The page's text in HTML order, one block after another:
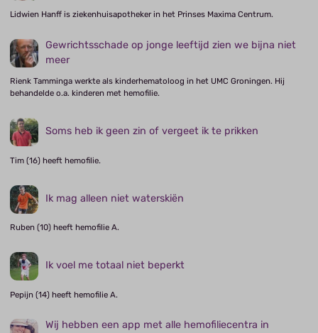
Lidwien Hanff is ziekenhuisapotheker in het Prinses Maxima Centrum.
Gewrichtsschade op jonge leeftijd zien we bijna niet
meer
Rienk Tamminga werkte als kinderhematoloog in het UMC Groningen. Hij
behandelde o.a. kinderen met hemofilie.
Soms heb ik geen zin of vergeet ik te prikken
Tim (16) heeft hemofilie.
Ik mag alleen niet waterskiën
Ruben (10) heeft hemofilie A.
Ik voel me totaal niet beperkt
Pepijn (14) heeft hemofilie A.
Wij hebben een app met alle hemofiliecentra in